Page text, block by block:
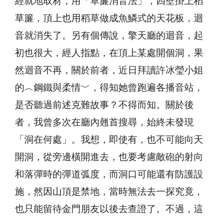
草簾，頂上也用稻草做成魚鱗式的天花板，迴
音就消失了。另有個傳說，擎天廳的迴音，起
初也很大，經人指點，在頂上某處開個洞，果
然迴音不再，關於前者，近日拜讀許冰瑩小姐
的︿鋼鐵與柔情﹀，得知她曾跑遍各播音站，
是否聽過前述克難故事？不得而知。關於後
者，我曾多次在廳內翹首搜尋，始終未發現
「洞在何處」。我想，即使有，也不可能向天
開洞，從旁邊橫開進去，也要考慮敵砲的射向
和落彈時的彈道弧度，而洞口可能還有防護設
施，然因山頂是禁地，當時無法去一探究竟，
也只能留待金門朋友以後去查證了。不過，這